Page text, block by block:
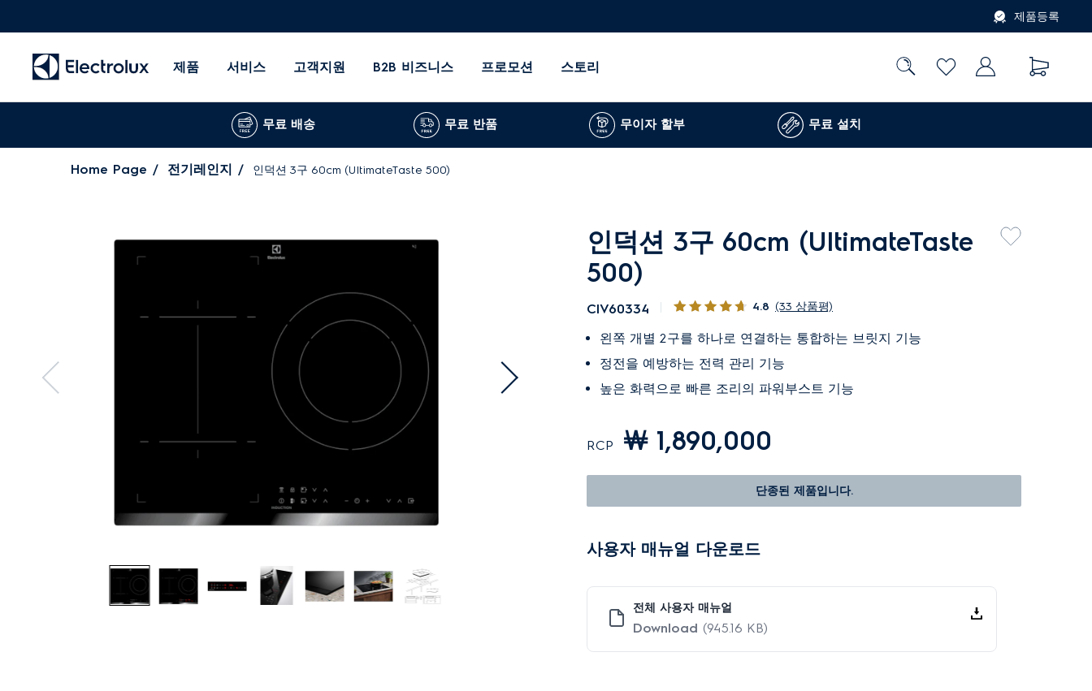
제품등록
제품 서비스 고객지원 B2B 비즈니스 프로모션 스토리
무료 배송 무료 반품 무이자 할부 무료 설치
Home Page 전기레인지 인덕션 3구 60cm (UltimateTaste 500)
인덕션 3구 60cm (UltimateTaste
500)
CIV60334 4.8 (33 상품평)
왼쪽 개별 2구를 하나로 연결하는 통합하는 브릿지 기능
정전을 예방하는 전력 관리 기능
높은 화력으로 빠른 조리의 파워부스트 기능
RCP ￦ 1,890,000
단종된 제품입니다.
사용자 매뉴얼 다운로드
전체 사용자 매뉴얼
Download (945.16 KB)